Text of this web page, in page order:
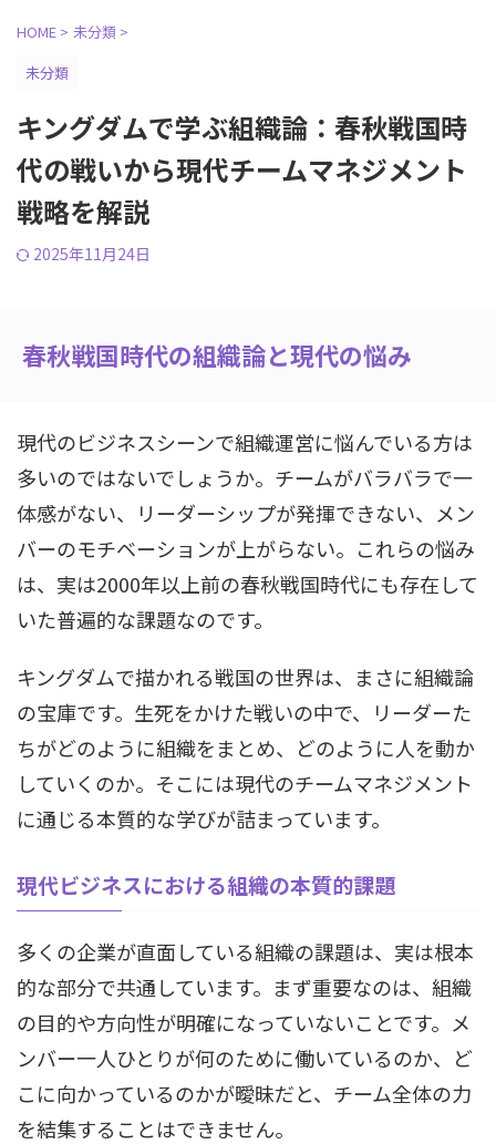
HOME > 未分類 >
未分類
キングダムで学ぶ組織論：春秋戦国時
代の戦いから現代チームマネジメント
戦略を解説
2025年11月24日
春秋戦国時代の組織論と現代の悩み
現代のビジネスシーンで組織運営に悩んでいる方は
多いのではないでしょうか。チームがバラバラで一
体感がない、リーダーシップが発揮できない、メン
バーのモチベーションが上がらない。これらの悩み
は、実は2000年以上前の春秋戦国時代にも存在して
いた普遍的な課題なのです。
キングダムで描かれる戦国の世界は、まさに組織論
の宝庫です。生死をかけた戦いの中で、リーダーた
ちがどのように組織をまとめ、どのように人を動か
していくのか。そこには現代のチームマネジメント
に通じる本質的な学びが詰まっています。
現代ビジネスにおける組織の本質的課題
多くの企業が直面している組織の課題は、実は根本
的な部分で共通しています。まず重要なのは、組織
の目的や方向性が明確になっていないことです。メ
ンバー一人ひとりが何のために働いているのか、ど
こに向かっているのかが曖昧だと、チーム全体の力
を結集することはできません。